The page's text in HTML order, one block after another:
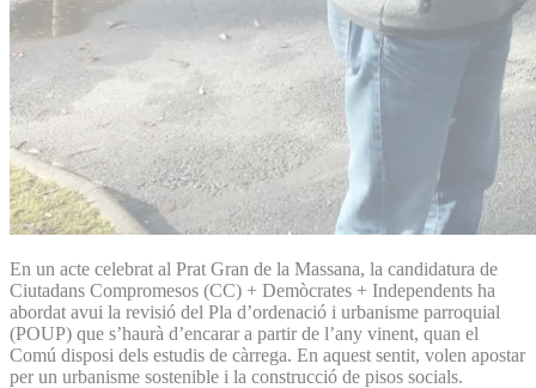
En un acte celebrat al Prat Gran de la Massana, la candidatura de
Ciutadans Compromesos (CC) + Demòcrates + Independents ha
abordat avui la revisió del Pla d’ordenació i urbanisme parroquial
(POUP) que s’haurà d’encarar a partir de l’any vinent, quan el
Comú disposi dels estudis de càrrega. En aquest sentit, volen apostar
per un urbanisme sostenible i la construcció de pisos socials.